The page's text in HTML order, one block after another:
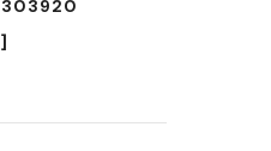
303920